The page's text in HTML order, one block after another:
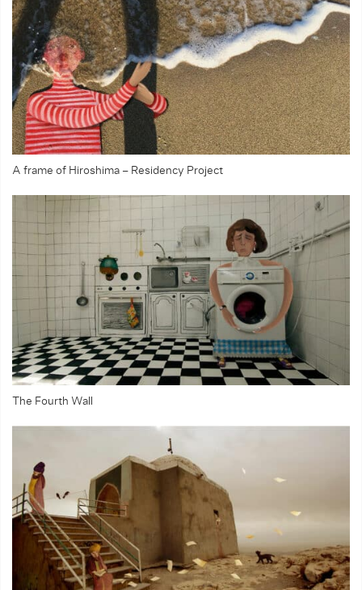
A frame of Hiroshima – Residency Project
The Fourth Wall